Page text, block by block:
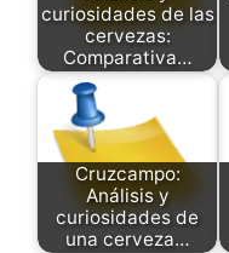
curiosidades de las
cervezas:
Comparativa…
Cruzcampo:
Análisis y
curiosidades de
una cerveza…